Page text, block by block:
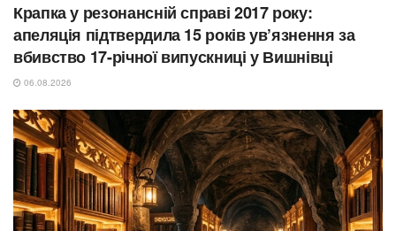
Крапка у резонансній справі 2017 року:
апеляція підтвердила 15 років ув’язнення за
вбивство 17-річної випускниці у Вишнівці
06.08.2026